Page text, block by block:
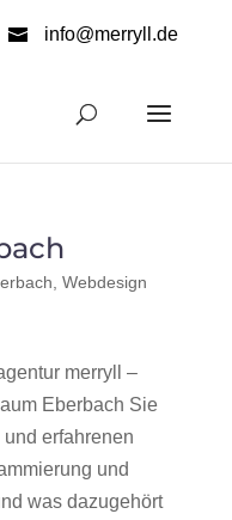
info@merryll.de
Webdesign
merryll –
Eberbach Sie
erfahrenen
und
was dazugehört